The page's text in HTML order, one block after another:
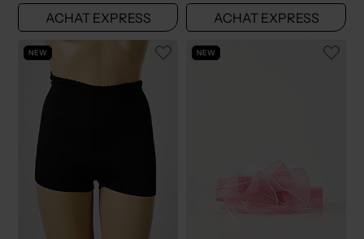
ACHAT EXPRESS ACHAT EXPRESS
NEW NEW